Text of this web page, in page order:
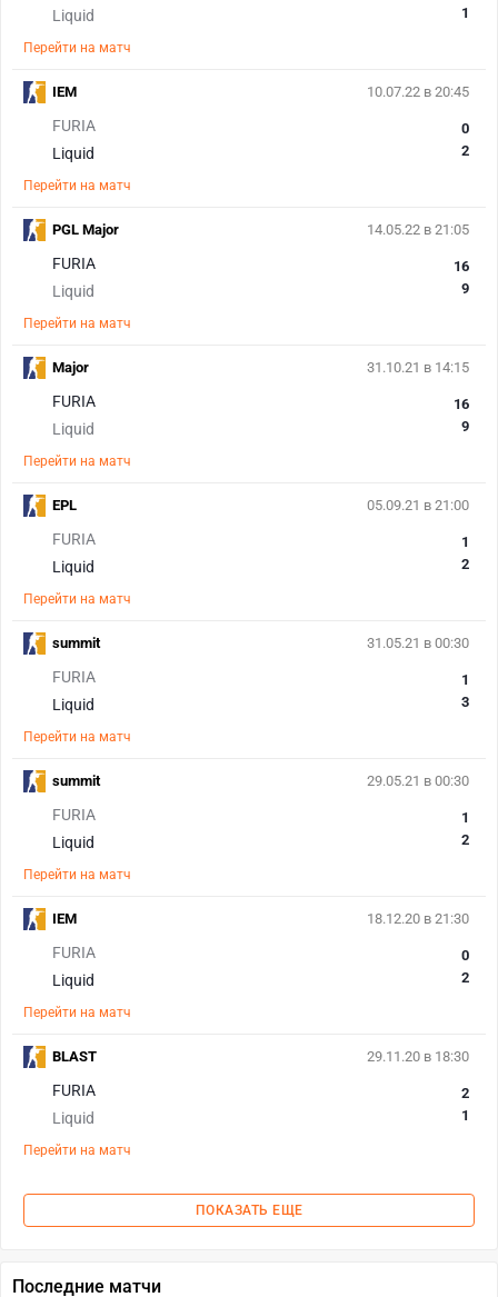
Liquid
1
Перейти на матч
10.07.22 в 20:45
FURIA
Liquid
0
2
Перейти на матч
IEM
14.05.22 в 21:05
FURIA
Liquid
16
9
Перейти на матч
PGL Major
31.10.21 в 14:15
FURIA
Liquid
16
9
Перейти на матч
Major
05.09.21 в 21:00
FURIA
Liquid
1
2
Перейти на матч
EPL
31.05.21 в 00:30
FURIA
Liquid
1
3
Перейти на матч
summit
29.05.21 в 00:30
FURIA
Liquid
1
2
Перейти на матч
summit
18.12.20 в 21:30
FURIA
Liquid
0
2
Перейти на матч
IEM
29.11.20 в 18:30
FURIA
Liquid
2
1
Перейти на матч
BLAST
ПОКАЗАТЬ ЕЩЕ
Последние матчи